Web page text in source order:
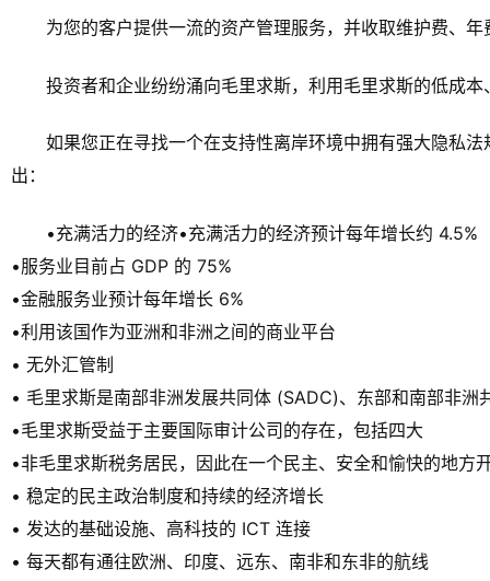
为您的客户提供一流的资产管理服务，并收取维护费、
投资者和企业纷纷涌向毛里求斯，利用毛里求斯的低成
如果您正在寻找一个在支持性离岸环境中拥有强大隐私
出：
•充满活力的经济•充满活力的经济预计每年增长约 4.5%
•服务业目前占 GDP 的 75%
•金融服务业预计每年增长 6%
•利用该国作为亚洲和非洲之间的商业平台
• 无外汇管制
• 毛里求斯是南部非洲发展共同体 (SADC)、东部和南部非
•毛里求斯受益于主要国际审计公司的存在，包括四大
•非毛里求斯税务居民，因此在一个民主、安全和愉快的地方
• 稳定的民主政治制度和持续的经济增长
• 发达的基础设施、高科技的 ICT 连接
• 每天都有通往欧洲、印度、远东、南非和东非的航线